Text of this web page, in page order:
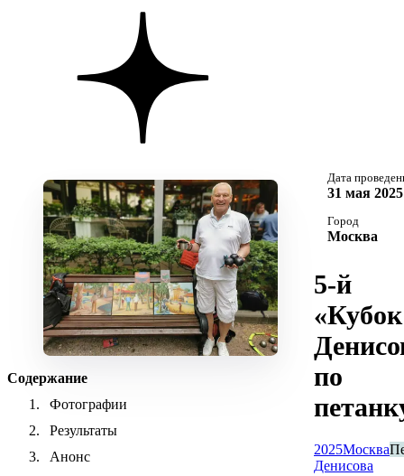
Содержание
Фотографии
Результаты
Анонс
Дата
31 мая
Город
Москва
5-й
«Кубок
по
2025Москва
Денисова